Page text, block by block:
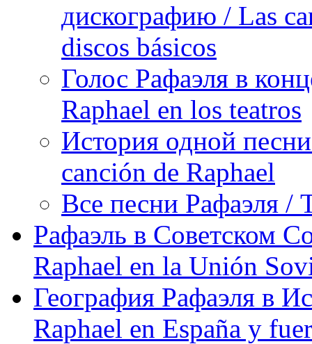
дискографию / Las
discos básicos
Голос Рафаэля в
Raphael en los teatros
История одной
canción de Raphael
Все песни Рафаэля /
Рафаэль в Советском
Raphael en la Unión
География Рафаэля в
Raphael en España y